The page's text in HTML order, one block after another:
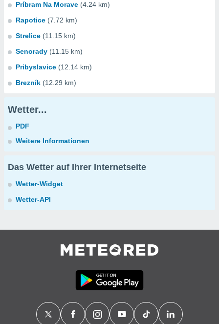
Príbram Na Morave (4.24 km)
Rapotice (7.72 km)
Strelice (11.15 km)
Senorady (11.15 km)
Pribyslavice (12.14 km)
Brezník (12.29 km)
Wetter...
PDF
Weitere Informationen
Das Wetter auf Ihrer Internetseite
Wetter-Widget
Wetter-API